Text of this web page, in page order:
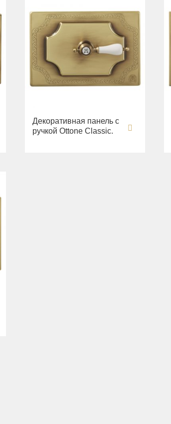
Декоративная панель с
ручкой Ottone Classic.